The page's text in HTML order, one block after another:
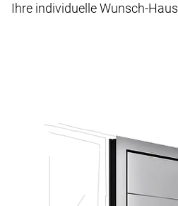
Ihre individuelle Wunsch-